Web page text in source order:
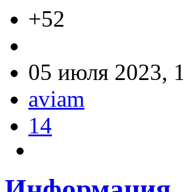
+52
05 июля 2023,
aviam
14